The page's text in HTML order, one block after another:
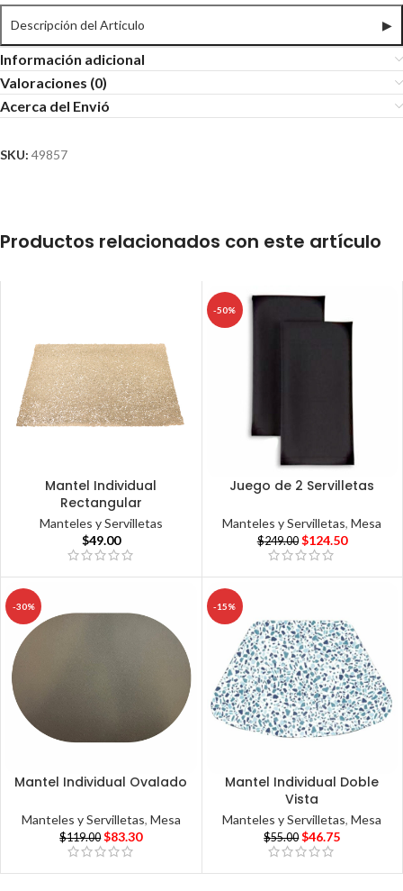
Descripción del Articulo ▶
Información adicional
Valoraciones (0)
Acerca del Envió
SKU: 49857
Productos relacionados con este artículo
Mantel Individual
Rectangular
Manteles y Servilletas
$49.00
-50%
Juego de 2 Servilletas
Manteles y Servilletas,Mesa
$249.00 $124.50
-30%
Mantel Individual Ovalado
Manteles y Servilletas, Mesa
$119.00 $83.30
-15%
Mantel Individual Doble
Vista
Manteles y Servilletas,Mesa
$55.00 $46.75